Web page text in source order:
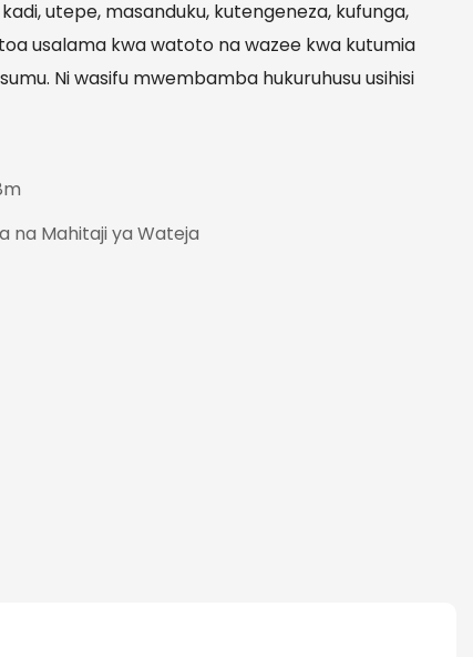
utepe, masanduku, kutengeneza, kufunga,
usalama kwa watoto na wazee kwa kutumia
Ni wasifu mwembamba hukuruhusu usihisi
na Mahitaji ya Wateja